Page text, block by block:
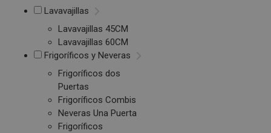
Lavavajillas
Lavavajillas 45CM
Lavavajillas 60CM
Frigoríficos y Neveras
Frigoríficos dos
Puertas
Frigoríficos Combis
Neveras Una Puerta
Frigoríficos